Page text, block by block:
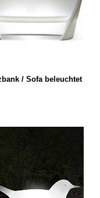
/ Sofa beleuchtet